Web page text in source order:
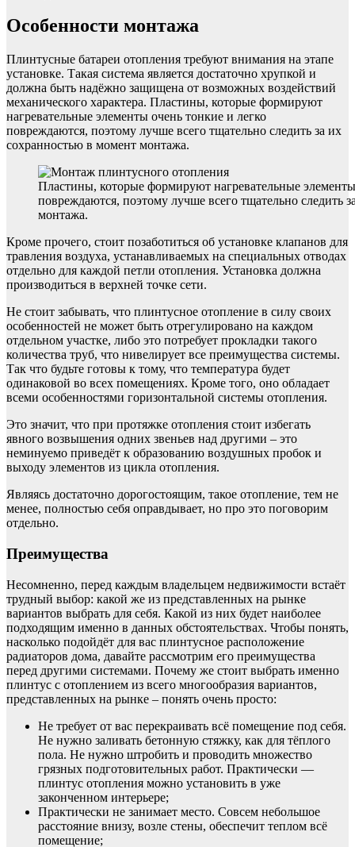
Особенности монтажа
Плинтусные батареи отопления требуют внимания на этапе
установке. Такая система является достаточно хрупкой и
должна быть надёжно защищена от возможных воздействий
механического характера. Пластины, которые формируют
нагревательные элементы очень тонкие и легко
повреждаются, поэтому лучше всего тщательно следить за их
сохранностью в момент монтажа.
Пластины, которые формируют нагревательные
повреждаются, поэтому лучше всего тщательно следить
монтажа.
Кроме прочего, стоит позаботиться об установке клапанов для
травления воздуха, устанавливаемых на специальных отводах
отдельно для каждой петли отопления. Установка должна
производиться в верхней точке сети.
Не стоит забывать, что плинтусное отопление в силу своих
особенностей не может быть отрегулировано на каждом
отдельном участке, либо это потребует прокладки такого
количества труб, что нивелирует все преимущества системы.
Так что будьте готовы к тому, что температура будет
одинаковой во всех помещениях. Кроме того, оно обладает
всеми особенностями горизонтальной системы отопления.
Это значит, что при протяжке отопления стоит избегать
явного возвышения одних звеньев над другими – это
неминуемо приведёт к образованию воздушных пробок и
выходу элементов из цикла отопления.
Являясь достаточно дорогостоящим, такое отопление, тем не
менее, полностью себя оправдывает, но про это поговорим
отдельно.
Преимущества
Несомненно, перед каждым владельцем недвижимости встаёт
трудный выбор: какой же из представленных на рынке
вариантов выбрать для себя. Какой из них будет наиболее
подходящим именно в данных обстоятельствах. Чтобы понять,
насколько подойдёт для вас плинтусное расположение
радиаторов дома, давайте рассмотрим его преимущества
перед другими системами. Почему же стоит выбрать именно
плинтус с отоплением из всего многообразия вариантов,
представленных на рынке – понять очень просто:
Не требует от вас перекраивать всё помещение под себя.
Не нужно заливать бетонную стяжку, как для тёплого
пола. Не нужно штробить и проводить множество
грязных подготовительных работ. Практически —
плинтус отопления можно установить в уже
законченном интерьере;
Практически не занимает место. Совсем небольшое
расстояние внизу, возле стены, обеспечит теплом всё
помещение;